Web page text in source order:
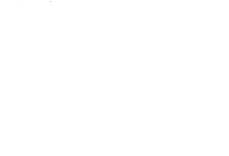
Procurar Produto